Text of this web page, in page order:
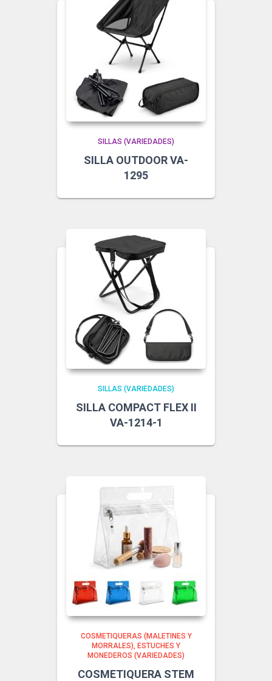
SILLAS (VARIEDADES)
SILLA OUTDOOR VA-
1295
SILLAS (VARIEDADES)
SILLA COMPACT FLEX II
VA-1214-1
COSMETIQUERAS (MALETINES Y
MORRALES)
ESTUCHES Y
MONEDEROS (VARIEDADES)
COSMETIQUERA STEM